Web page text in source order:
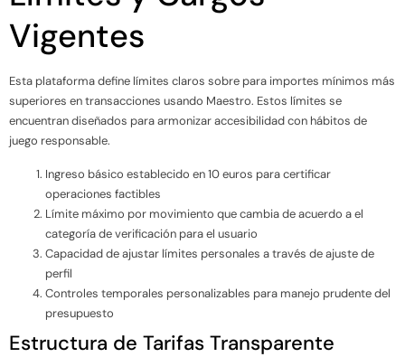
Vigentes
Esta plataforma define límites claros sobre para importes mínimos más
superiores en transacciones usando Maestro. Estos límites se
encuentran diseñados para armonizar accesibilidad con hábitos de
juego responsable.
Ingreso básico establecido en 10 euros para certificar
operaciones factibles
Límite máximo por movimiento que cambia de acuerdo a el
categoría de verificación para el usuario
Capacidad de ajustar límites personales a través de ajuste de
perfil
Controles temporales personalizables para manejo prudente del
presupuesto
Estructura de Tarifas Transparente